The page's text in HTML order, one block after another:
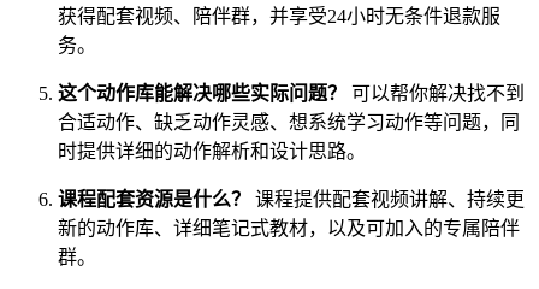
获得配套视频、陪伴群，并享受24小时无条件退款服
务。
这个动作库能解决哪些实际问题？
可以帮你解决找不到
合适动作、缺乏动作灵感、想系统学习动作等问题，同
时提供详细的动作解析和设计思路。
课程配套资源是什么？
课程提供配套视频讲解、持续更
新的动作库、详细笔记式教材，以及可加入的专属陪伴
群。